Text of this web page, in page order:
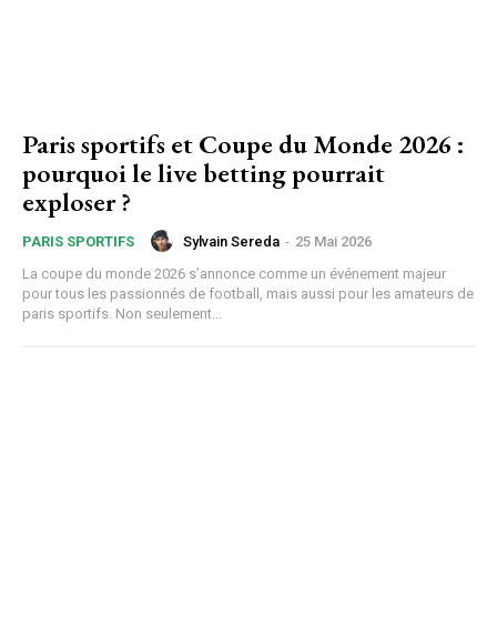
Paris sportifs et Coupe du Monde 2026 :
pourquoi le live betting pourrait
exploser ?
PARIS SPORTIFS Sylvain Sereda - 25 Mai 2026
La coupe du monde 2026 s’annonce comme un événement majeur
pour tous les passionnés de football, mais aussi pour les amateurs de
paris sportifs. Non seulement...